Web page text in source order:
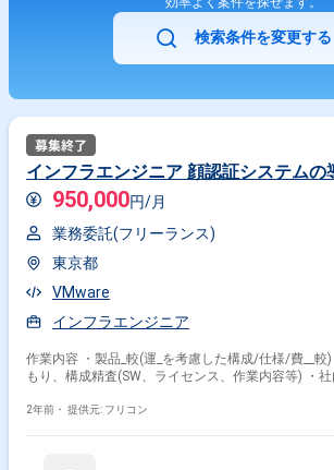
検索条件を変更する
インフラエンジニア 顔認証システムの
950,000円/月
業務委託(フリーランス)
東京都
VMware
インフラエンジニア
作業内容 ・製品_較(運_を考慮した構成/仕様/費__較) ・ベンダー提供の_積
もり、構
2年前・ 提供元: フリコン